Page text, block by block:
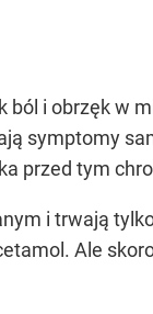
ból i obrzęk w
symptomy
przed tym
i trwają
Ale